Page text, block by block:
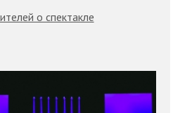
о спектакле